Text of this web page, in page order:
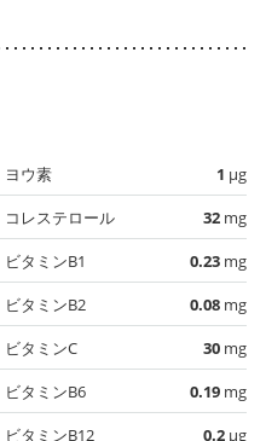
ヨウ素 1 µg
コレステロール
32 mg
ビタミンB1
0.23 mg
ビタミンB2
0.08 mg
ビタミンC
30 mg
ビタミンB6
0.19 mg
ビタミンB12
0.2 µg